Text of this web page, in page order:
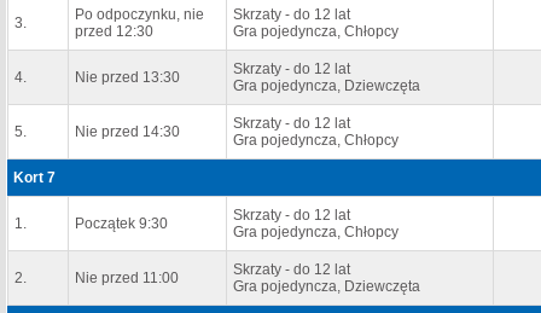
3.
Po odpoczynku, nie
przed 12:30
Skrzaty - do 12 lat
Gra pojedyncza, Chłopcy
4. Nie przed 13:30
Skrzaty - do 12 lat
Gra pojedyncza, Dziewczęta
5. Nie przed 14:30
Skrzaty - do 12 lat
Gra pojedyncza, Chłopcy
Kort 7
1. Początek 9:30
Skrzaty - do 12 lat
Gra pojedyncza, Chłopcy
2. Nie przed 11:00
Skrzaty - do 12 lat
Gra pojedyncza, Dziewczęta